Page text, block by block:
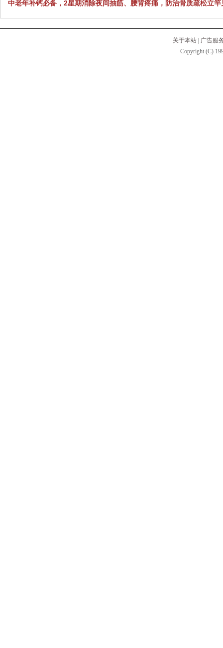
中老年补钙必备，2星期消除夜间抽筋、腰背疼痛，防治骨质疏松立竿
关于本站
广告服
Copyright (C)